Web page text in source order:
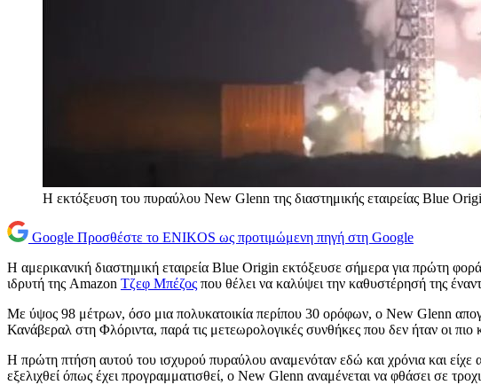
Η εκτόξευση του πυραύλου New Glenn της διαστημικής εταιρείας Blue
Google Προσθέστε το ENIKOS ως προτιμώμενη πηγή στη Google
Η αμερικανική διαστημική εταιρεία Blue Origin εκτόξευσε σήμερα για πρώτη
ιδρυτή της Amazon Τζεφ Μπέζος που θέλει να καλύψει την καθυστέρησή της
Με ύψος 98 μέτρων, όσο μια πολυκατοικία περίπου 30 ορόφων, ο New Glenn
Κανάβεραλ στη Φλόριντα, παρά τις μετεωρολογικές συνθήκες που δεν ήταν οι πιο
Η πρώτη πτήση αυτού του ισχυρού πυραύλου αναμενόταν εδώ και χρόνια και είχε
εξελιχθεί όπως έχει προγραμματισθεί, ο New Glenn αναμένεται να φθάσει σε